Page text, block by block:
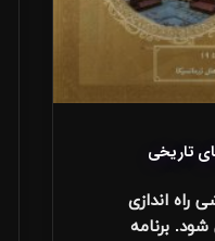
تاریخی
راه اندازی
شود. برنامه